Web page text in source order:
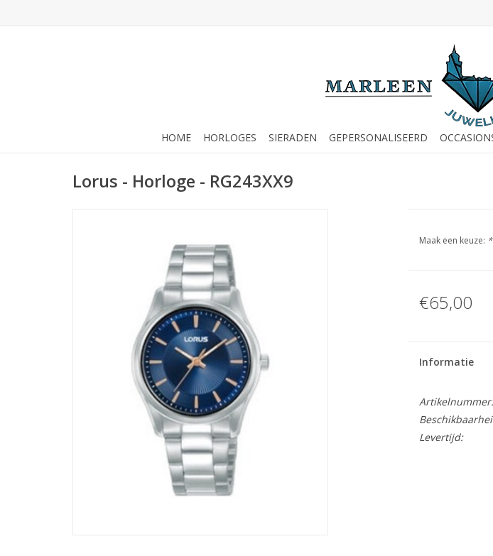
HOME HORLOGES SIERADEN GEPERSONALISEERD
Lorus - Horloge - RG243XX9
Maak een keuze: *
€65,00
Informatie
Artikelnummer:
Levertijd: